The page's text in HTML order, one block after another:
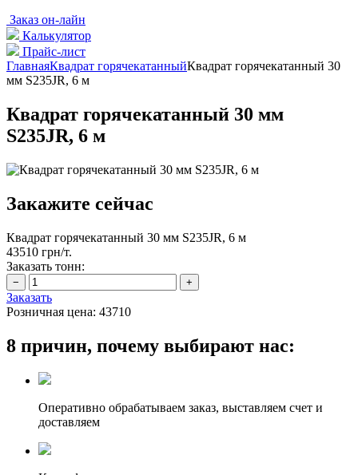
Заказ он-лайн
Калькулятор
Прайс-лист
ГлавнаяКвадрат горячекатанныйКвадрат горячекатанный 30
мм S235JR, 6 м
Квадрат горячекатанный 30 мм
S235JR, 6 м
Закажите сейчас
Квадрат горячекатанный 30 мм S235JR, 6 м
43510 грн/т.
Заказать тонн:
Заказать
Розничная цена: 43710
8 причин, почему выбирают нас:
Оперативно обрабатываем заказ, выставляем счет и
доставляем